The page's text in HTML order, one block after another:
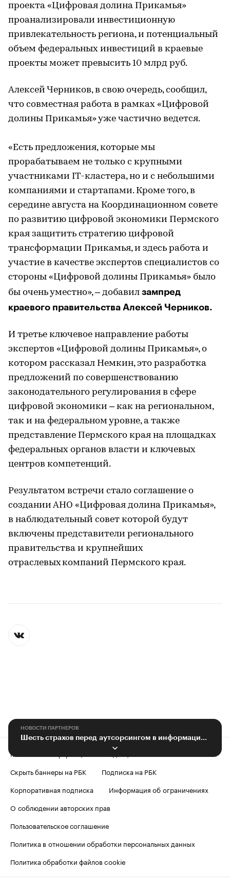
проекта «Цифровая долина Прикамья»
проанализировали инвестиционную
привлекательность региона, и потенциальный
объем федеральных инвестиций в краевые
проекты может превысить 10 млрд руб.
Алексей Черников, в свою очередь, сообщил,
что совместная работа в рамках «Цифровой
долины Прикамья» уже частично ведется.
«Есть предложения, которые мы
прорабатываем не только с крупными
участниками IT-кластера, но и с небольшими
компаниями и стартапами. Кроме того, в
середине августа на Координационном совете
по развитию цифровой экономики Пермского
края защитить стратегию цифровой
трансформации Прикамья, и здесь работа и
участие в качестве экспертов специалистов со
стороны «Цифровой долины Прикамья» было
бы очень уместно», – добавил зампред
краевого правительства Алексей Черников.
И третье ключевое направление работы
экспертов «Цифровой долины Прикамья», о
котором рассказал Немкин, это разработка
предложений по совершенствованию
законодательного регулирования в сфере
цифровой экономики – как на региональном,
так и на федеральном уровне, а также
представление Пермского края на площадках
федеральных органов власти и ключевых
центров компетенций.
Результатом встречи стало соглашение о
создании АНО «Цифровая долина Прикамья»,
в наблюдательный совет которой будут
включены представители регионального
правительства и крупнейших
отраслевых компаний Пермского края.
НОВОСТИ ПАРТНЕРОВ
Контактная информация
Редакция
Скрыть баннеры на РБК
Подписка на РБК
Корпоративная подписка
Информация об ограничениях
О соблюдении авторских прав
Пользовательское соглашение
Политика в отношении обработки персональных данных
Политика обработки файлов cookie